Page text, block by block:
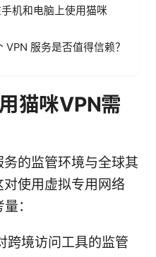
机和电脑上使用猫咪
VPN 服务是否值得信赖？
猫咪VPN需
的监管环境与全球其
使用虚拟专用网络
：
跨境访问工具的监管